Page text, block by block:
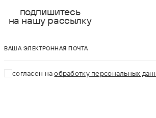
37
подпишитесь
на нашу рассылку
согласен наобработку персональных